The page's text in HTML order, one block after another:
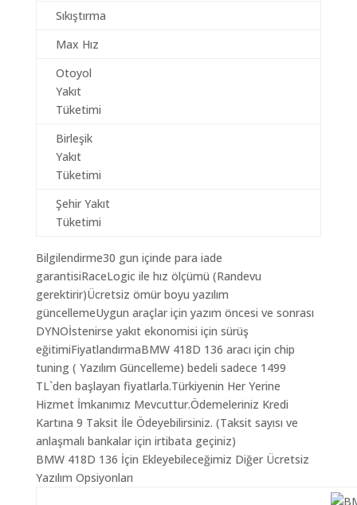
Sıkıştırma
Max Hız
Otoyol
Yakıt
Tüketimi
Birleşik
Yakıt
Tüketimi
Şehir Yakıt
Tüketimi
Bilgilendirme30 gun içinde para iade
garantisiRaceLogic ile hız ölçümü (Randevu
gerektirir)Ücretsiz ömür boyu yazılım
güncellemeUygun araçlar için yazım öncesi ve sonrası
DYNOİstenirse yakıt ekonomisi için sürüş
eğitimiFiyatlandırmaBMW 418D 136 aracı için chip
tuning ( Yazılım Güncelleme) bedeli sadece 1499
TL`den başlayan fiyatlarla.Türkiyenin Her Yerine
Hizmet İmkanımız Mevcuttur.Ödemeleriniz Kredi
Kartına 9 Taksit İle Ödeyebilirsiniz. (Taksit sayısı ve
anlaşmalı bankalar için irtibata geçiniz)
BMW 418D 136 İçin Ekleyebileceğimiz Diğer Ücretsiz
Yazılım Opsiyonları